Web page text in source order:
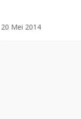
20 Mei 2014